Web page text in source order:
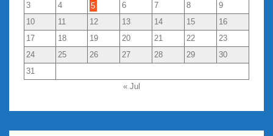
3
4 5 6 7 8
9
10
11 12 13 14 15
16
17
18 19 20 21 22
23
24
25 26 27 28 29
30
31
« Jul